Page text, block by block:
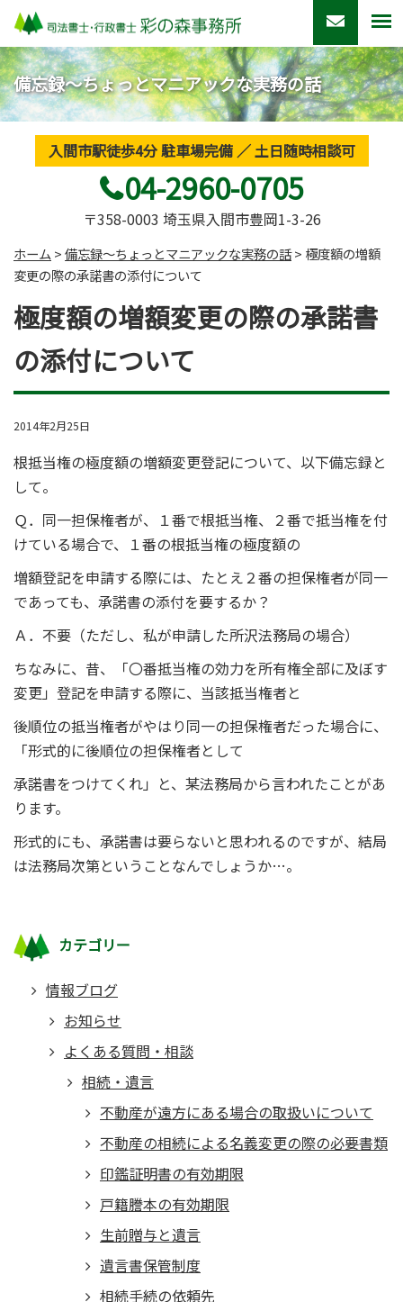
備忘録～ちょっとマニアックな実務の話
入間市駅徒歩4分 駐車場完備 ／ 土日随時相談可
04-2960-0705
〒358-0003 埼玉県入間市豊岡1-3-26
ホーム >備忘録～ちょっとマニアックな実務の話> 極度額の増額
変更の際の承諾書の添付について
極度額の増額変更の際の承諾書
の添付について
2014年2月25日
根抵当権の極度額の増額変更登記について、以下備忘録と
して。
Ｑ．同一担保権者が、１番で根抵当権、２番で抵当権を付
けている場合で、１番の根抵当権の極度額の
増額登記を申請する際には、たとえ２番の担保権者が同一
であっても、承諾書の添付を要するか？
Ａ．不要（ただし、私が申請した所沢法務局の場合）
ちなみに、昔、「〇番抵当権の効力を所有権全部に及ぼす
変更」登記を申請する際に、当該抵当権者と
後順位の抵当権者がやはり同一の担保権者だった場合に、
「形式的に後順位の担保権者として
承諾書をつけてくれ」と、某法務局から言われたことがあ
ります。
形式的にも、承諾書は要らないと思われるのですが、結局
は法務局次第ということなんでしょうか…。
カテゴリー
情報ブログ
お知らせ
よくある質問・相談
相続・遺言
不動産が遠方にある場合の取扱いについて
不動産の相続による名義変更の際の必要書類
印鑑証明書の有効期限
戸籍謄本の有効期限
生前贈与と遺言
遺言書保管制度
相続手続の依頼先